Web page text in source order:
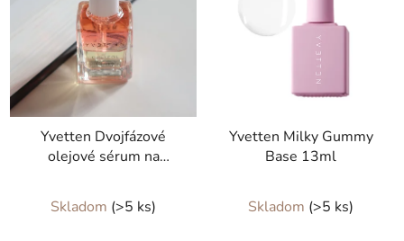
Yvetten Dvojfázové
olejové sérum na
hodnotenie
Skladom (>5 ks)
Yvetten Milky Gummy
Base 13ml
Skladom (>5 ks)